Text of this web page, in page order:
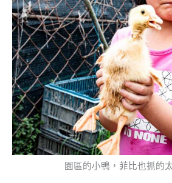
園區的小鴨，菲比也抓的